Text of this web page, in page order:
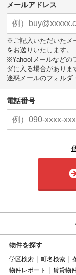
メールアドレス
※ご記入いただいたメ
をお送りいたします。
※Yahoo!メールなどの
ダに入る場合がありま
迷惑メールのフォルダ
電話番号
物件を探す
学区検索 町名検索
物件レポート
賃貸物